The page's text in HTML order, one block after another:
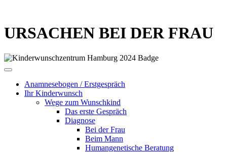
URSACHEN BEI DER FRAU
Anamnesebogen / Erstgespräch
Ihr Kinderwunsch
Wege zum Wunschkind
Das erste Gespräch
Diagnose
Bei der Frau
Beim Mann
Humangenetische Beratung